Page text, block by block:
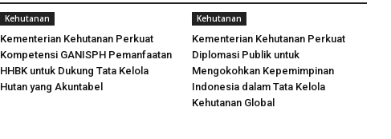
Kehutanan
Kementerian Kehutanan Perkuat
Kompetensi GANISPH Pemanfaatan
HHBK untuk Dukung Tata Kelola
Hutan yang Akuntabel
Kehutanan
Kementerian Kehutanan Perkuat
Diplomasi Publik untuk
Mengokohkan Kepemimpinan
Indonesia dalam Tata Kelola
Kehutanan Global